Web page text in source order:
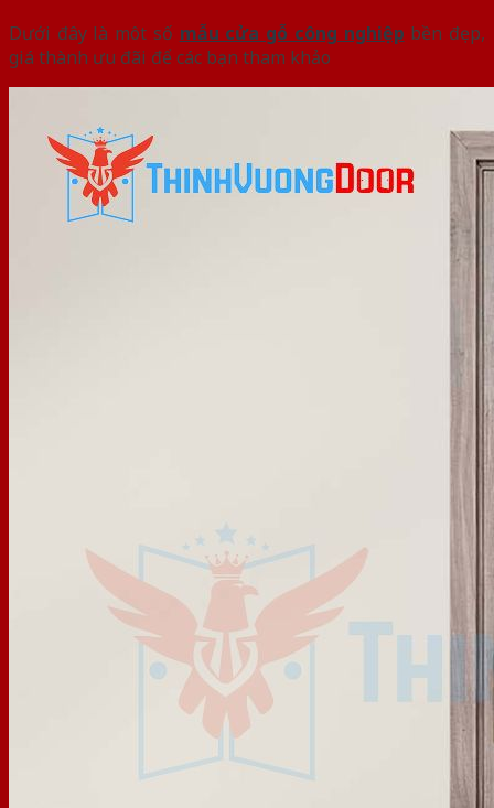
Dưới đây là môt số mẫu cửa gỗ công nghiệp bền đẹp,
giá thành ưu đãi để các bạn tham khảo